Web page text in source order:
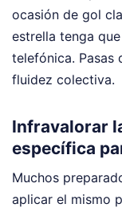
ocasión de gol
estrella tenga
telefónica. Pasas
fluidez colectiva.
Infravalorar
específica
Muchos
aplicar el mismo